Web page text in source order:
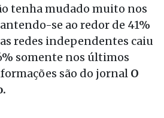
tenha mudado muito nos
se ao redor de 41%
redes independentes caiu
somente nos últimos
são do jornal O